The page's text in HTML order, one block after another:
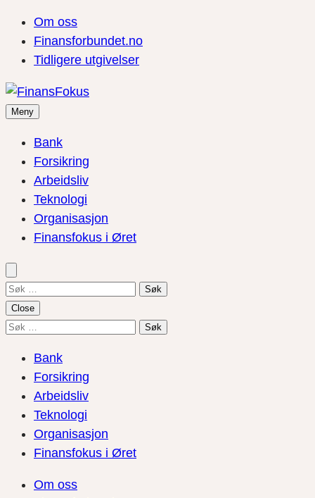
Om oss
Finansforbundet.no
Tidligere utgivelser
Meny
Bank
Forsikring
Arbeidsliv
Teknologi
Organisasjon
Finansfokus i Øret
Søk
etter:
Close
Søk
Bank
Forsikring
Arbeidsliv
Teknologi
Organisasjon
Finansfokus i Øret
Om oss